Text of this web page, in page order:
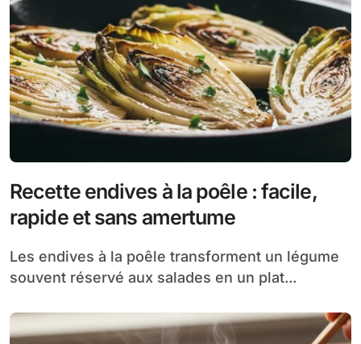
Recette endives à la poêle : facile,
rapide et sans amertume
Les endives à la poêle transforment un légume
souvent réservé aux salades en un plat...